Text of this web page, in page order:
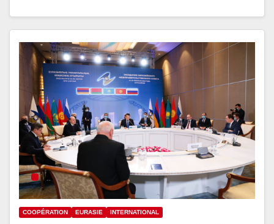
COOPÉRATION EURASIE INTERNATIONAL